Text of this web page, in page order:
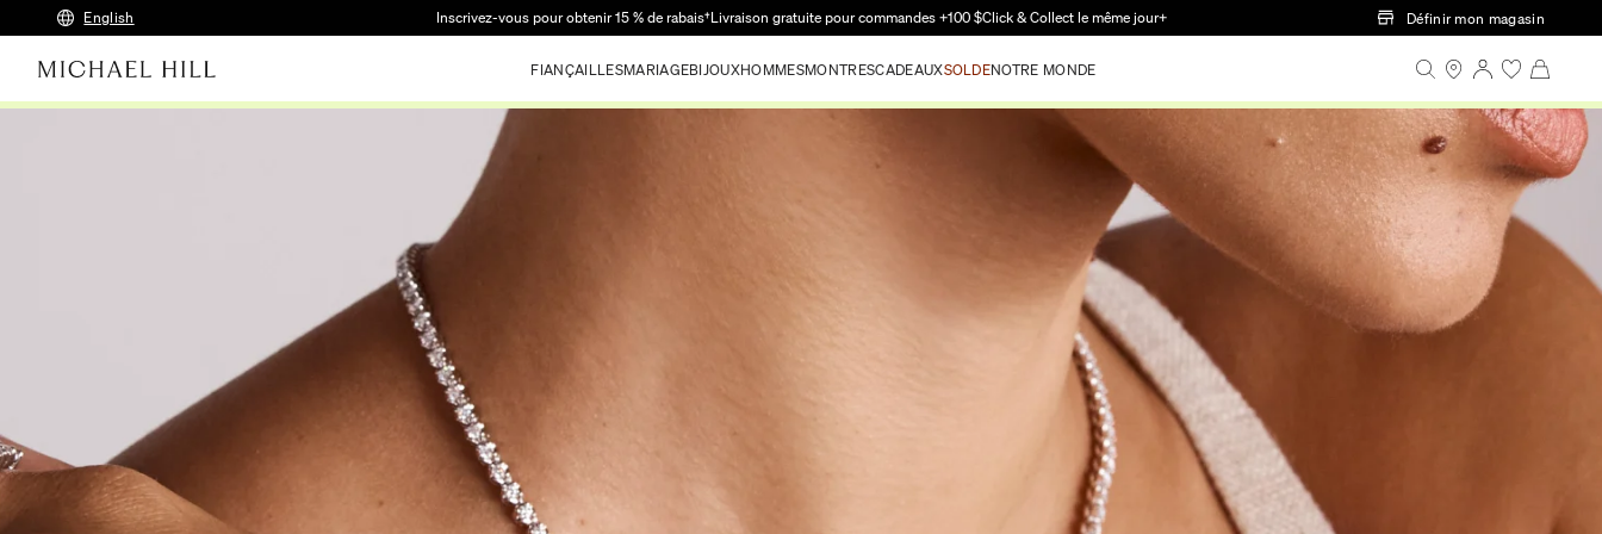
Passer au contenu principal
English Inscrivez-vous pour obtenir 15 % de rabais†Livraison gratuite pour commandes +100 $Click & Collect le même jour+ Définir mon magasin
FIANÇAILLESMARIAGEBIJOUXHOMMESMONTRESCADEAUXSOLDENOTRE MONDE